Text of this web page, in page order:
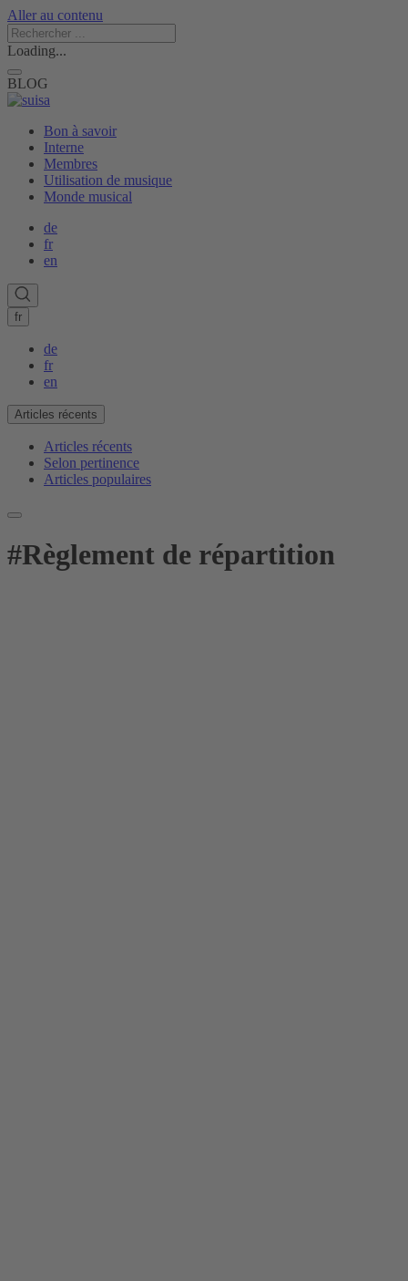
Aller au contenu
Loading...
BLOG
Bon à savoir
Interne
Membres
Utilisation de musique
Monde musical
de
fr
en
fr
de
fr
en
Articles récents
Articles récents
Selon pertinence
Articles populaires
#Règlement de répartition